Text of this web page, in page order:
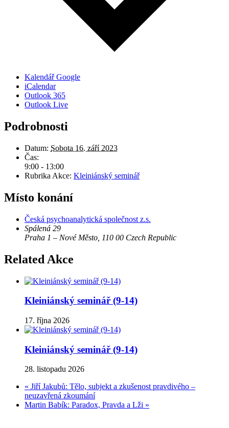
Kalendář Google
iCalendar
Outlook 365
Outlook Live
Podrobnosti
Datum: Sobota 16. září 2023
Čas:
9:00 - 13:00
Rubrika Akce: Kleiniánský seminář
Místo konání
Česká psychoanalytická společnost z.s.
Spálená 29
Praha 1 – Nové Město 110 00 Czech Republic
Related Akce
Kleiniánský seminář (9-14)
17. října 2026
Kleiniánský seminář (9-14)
28. listopadu 2026
« Jiří Jakubů: Tělo, subjekt a zkušenost pravdivého –
neuzavřená zkoumání
Martin Babík: Paradox, Pravda a Lži »